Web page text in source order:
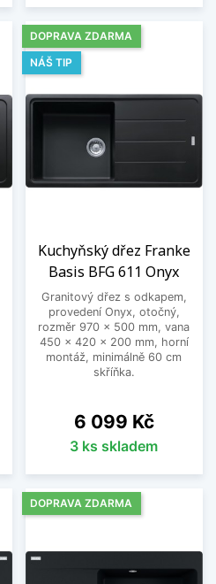
Kuchyňský dřez Franke
Basis BFG 611 Onyx
Granitový dřez s odkapem,
provedení Onyx, otočný,
rozměr 970 x 500 mm, vana
450 x 420 x 200 mm, horní
montáž, minimálně 60 cm
skříňka.
Cena
6 099 Kč
3 ks skladem
DOPRAVA ZDARMA
NÁŠ TIP
DOPRAVA ZDARMA